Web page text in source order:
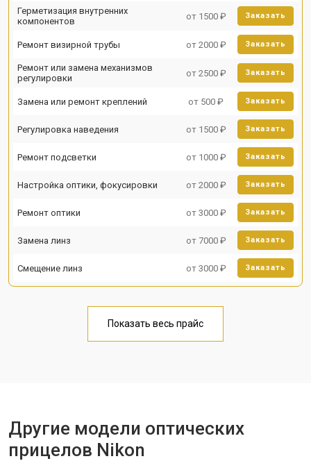
Герметизация внутренних
компонентов
от 1500 ₽ Заказать
Ремонт визирной трубы от 2000 ₽ Заказать
Ремонт или замена механизмов
регулировки
от 2500 ₽ Заказать
Замена или ремонт креплений от 500 ₽ Заказать
Регулировка наведения от 1500 ₽ Заказать
Ремонт подсветки от 1000 ₽ Заказать
Настройка оптики, фокусировки от 2000 ₽ Заказать
Ремонт оптики от 3000 ₽ Заказать
Замена линз от 7000 ₽ Заказать
Смещение линз от 3000 ₽ Заказать
Показать весь прайс
Другие модели оптических
прицелов Nikon